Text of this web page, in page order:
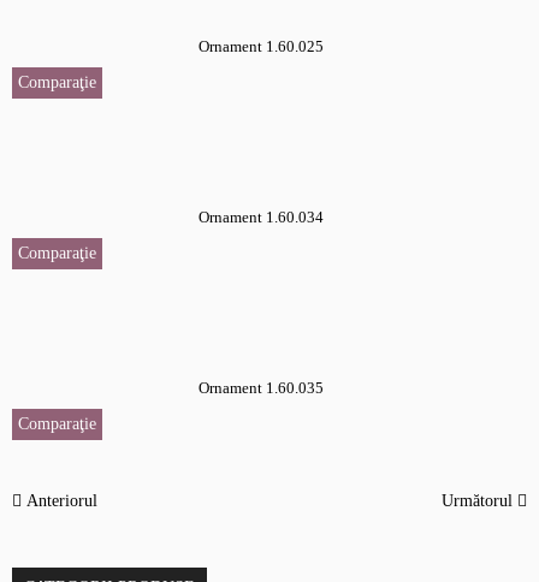
Ornament 1.60.025
Comparaţie
Ornament 1.60.034
Comparaţie
Ornament 1.60.035
Comparaţie
Anteriorul Următorul